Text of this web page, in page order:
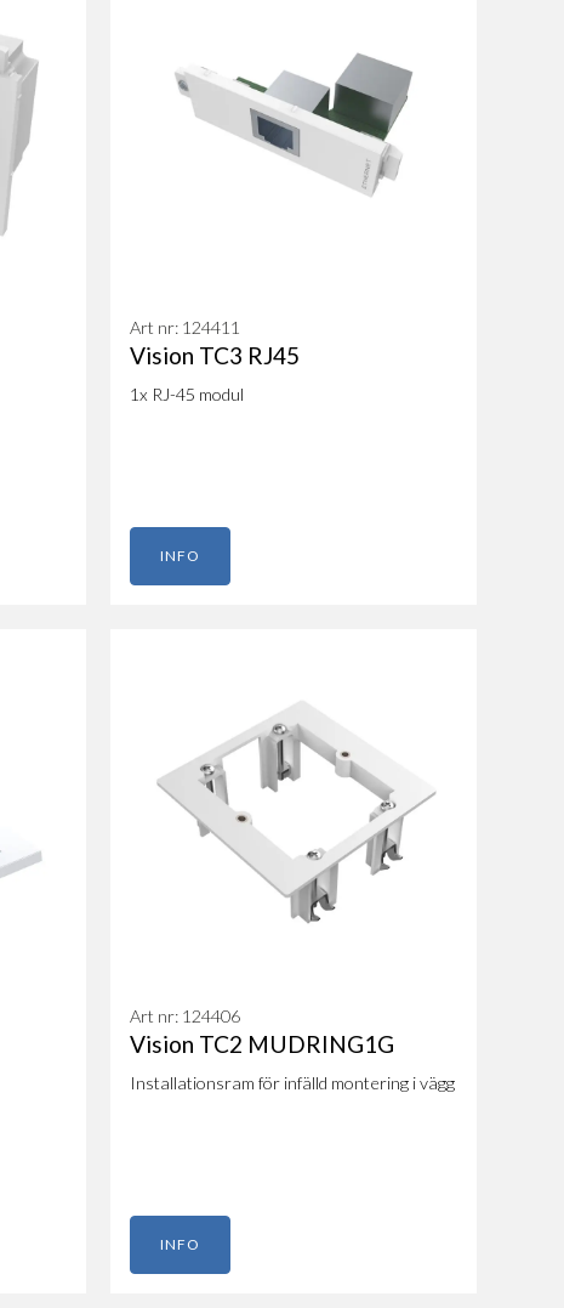
Art nr: 124411
Vision TC3 RJ45
1x RJ-45 modul
INFO
Art nr: 124406
Vision TC2 MUDRING1G
I​nstallationsram för infälld montering i vägg
INFO